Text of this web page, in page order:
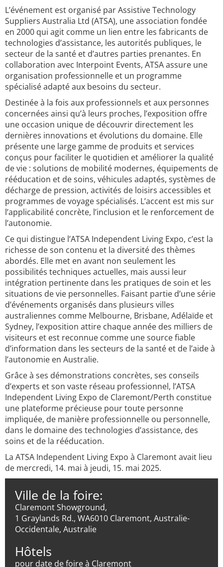
L’événement est organisé par Assistive Technology
Suppliers Australia Ltd (ATSA), une association fondée
en 2000 qui agit comme un lien entre les fabricants de
technologies d’assistance, les autorités publiques, le
secteur de la santé et d’autres parties prenantes. En
collaboration avec Interpoint Events, ATSA assure une
organisation professionnelle et un programme
spécialisé adapté aux besoins du secteur.
Destinée à la fois aux professionnels et aux personnes
concernées ainsi qu’à leurs proches, l’exposition offre
une occasion unique de découvrir directement les
dernières innovations et évolutions du domaine. Elle
présente une large gamme de produits et services
conçus pour faciliter le quotidien et améliorer la qualité
de vie : solutions de mobilité modernes, équipements de
rééducation et de soins, véhicules adaptés, systèmes de
décharge de pression, activités de loisirs accessibles et
programmes de voyage spécialisés. L’accent est mis sur
l’applicabilité concrète, l’inclusion et le renforcement de
l’autonomie.
Ce qui distingue l’ATSA Independent Living Expo, c’est la
richesse de son contenu et la diversité des thèmes
abordés. Elle met en avant non seulement les
possibilités techniques actuelles, mais aussi leur
intégration pertinente dans les pratiques de soin et les
situations de vie personnelles. Faisant partie d’une série
d’événements organisés dans plusieurs villes
australiennes comme Melbourne, Brisbane, Adélaïde et
Sydney, l’exposition attire chaque année des milliers de
visiteurs et est reconnue comme une source fiable
d’information dans les secteurs de la santé et de l’aide à
l’autonomie en Australie.
Grâce à ses démonstrations concrètes, ses conseils
d’experts et son vaste réseau professionnel, l’ATSA
Independent Living Expo de Claremont/Perth constitue
une plateforme précieuse pour toute personne
impliquée, de manière professionnelle ou personnelle,
dans le domaine des technologies d’assistance, des
soins et de la rééducation.
La ATSA Independent Living Expo à Claremont avait lieu
de mercredi, 14. mai à jeudi, 15. mai 2025.
Ville de la foire:
Claremont Showground,
1 Graylands Rd., WA6010 Claremont, Australie-
Occidentale, Australie
Hôtels
pour date de foire à Claremont